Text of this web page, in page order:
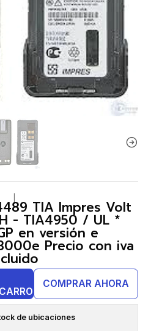
TIA Impres Volt
- TIA4950 / UL *
en versión e
Precio con iva
COMPRAR AHORA
de ubicaciones